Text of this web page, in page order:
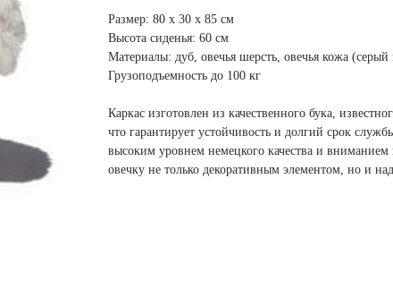
Размер: 80 х 30 х 85 см
Высота сиденья: 60 см
Материалы: дуб, овечья шерсть, овечья кожа (серый
Грузоподъемность до 100 кг
Каркас изготовлен из качественного бука,
что гарантирует устойчивость и долгий срок
высоким уровнем немецкого качества и вниманием
овечку не только декоративным элементом, но и